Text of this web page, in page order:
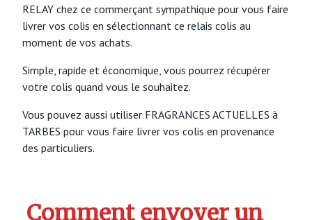
RELAY chez ce commerçant sympathique pour vous faire
livrer vos colis en sélectionnant ce relais colis au
moment de vos achats.
Simple, rapide et économique, vous pourrez récupérer
votre colis quand vous le souhaitez.
Vous pouvez aussi utiliser FRAGRANCES ACTUELLES à
TARBES pour vous faire livrer vos colis en provenance
des particuliers.
Comment envoyer un